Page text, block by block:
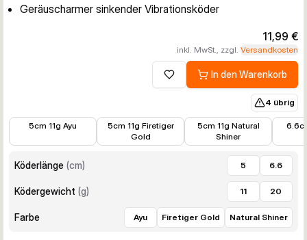
Geräuscharmer sinkender Vibrationsköder
11,99 €
inkl. MwSt., zzgl. Versandkosten
Zur Wunschliste hinzufügen
In den Warenkorb
4 übrig
5cm 11g Ayu
5cm 11g Firetiger
Gold
5cm 11g Natural
Shiner
9,99 €
Köderlänge (cm) 5 6.6
Ködergewicht (g) 11 20
Farbe Ayu Firetiger Gold Natural Shiner